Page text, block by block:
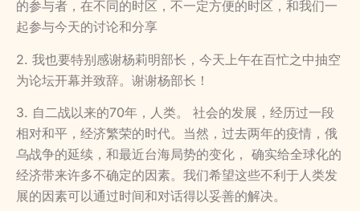
的参与者，在不同的时区，不一定方便的时区，和我们一
起参与今天的讨论和分享
2. 我也要特别感谢杨莉明部长，今天上午在百忙之中抽空
为论坛开幕并致辞。谢谢杨部长！
3. 自二战以来的70年，人类。 社会的发展，经历过一段
相对和平，经济繁荣的时代。当然，过去两年的疫情，俄
乌战争的延续，和最近台海局势的变化， 确实给全球化的
经济带来许多不确定的因素。我们希望这些不利于人类发
展的因素可以通过时间和对话得以妥善的解决。